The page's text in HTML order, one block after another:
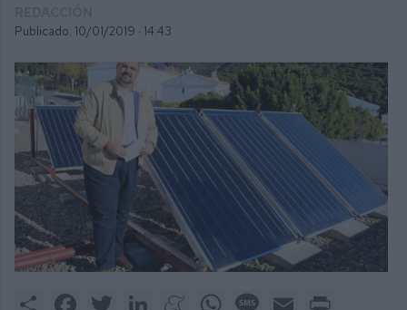
Publicado: 10/01/2019 · 14:43
Share FacebookTwitter LinkedInMeneameWhatsAppMessage
Email